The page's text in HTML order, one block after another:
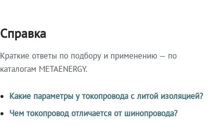
Справка
Краткие ответы по подбору и применению — по
каталогам METAENERGY.
Какие параметры у токопровода с литой изоляцией?
Чем токопровод отличается от шинопровода?